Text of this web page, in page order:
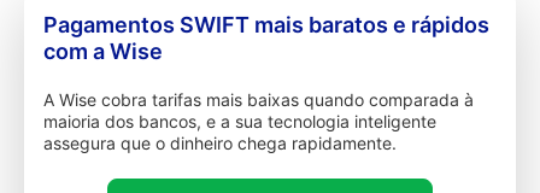
Pagamentos SWIFT mais baratos e rápidos
com a Wise
A Wise cobra tarifas mais baixas quando comparada à
maioria dos bancos, e a sua tecnologia inteligente
assegura que o dinheiro chega rapidamente.